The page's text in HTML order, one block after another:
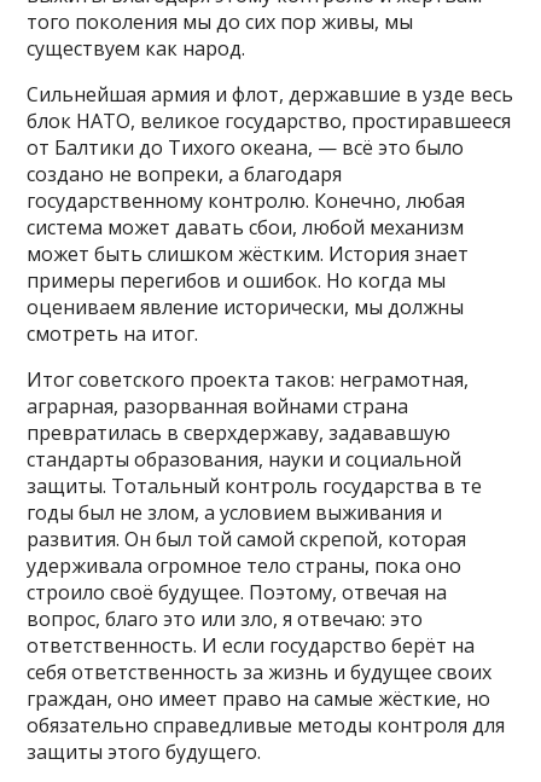
того поколения мы до сих пор живы, мы
существуем как народ.
Сильнейшая армия и флот, державшие в узде весь
блок НАТО, великое государство, простиравшееся
от Балтики до Тихого океана, — всё это было
создано не вопреки, а благодаря
государственному контролю. Конечно, любая
система может давать сбои, любой механизм
может быть слишком жёстким. История знает
примеры перегибов и ошибок. Но когда мы
оцениваем явление исторически, мы должны
смотреть на итог.
Итог советского проекта таков: неграмотная,
аграрная, разорванная войнами страна
превратилась в сверхдержаву, задававшую
стандарты образования, науки и социальной
защиты. Тотальный контроль государства в те
годы был не злом, а условием выживания и
развития. Он был той самой скрепой, которая
удерживала огромное тело страны, пока оно
строило своё будущее. Поэтому, отвечая на
вопрос, благо это или зло, я отвечаю: это
ответственность. И если государство берёт на
себя ответственность за жизнь и будущее своих
граждан, оно имеет право на самые жёсткие, но
обязательно справедливые методы контроля для
защиты этого будущего.